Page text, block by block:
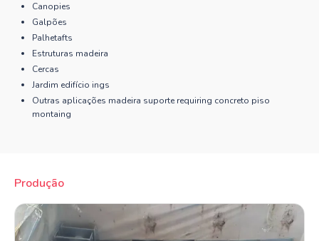
Canopies
Galpões
Palhetafts
Estruturas madeira
Cercas
Jardim edifício ings
Outras aplicações madeira suporte requiring concreto piso
montaing
Produção